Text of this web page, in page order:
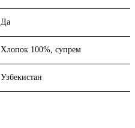
Да
Хлопок 100%, супрем
Узбекистан